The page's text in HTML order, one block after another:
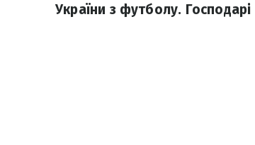
України з футболу.